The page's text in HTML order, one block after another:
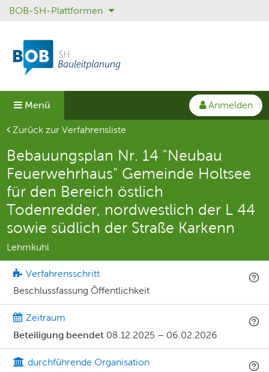
Sprungmenü
Direkt
Hauptnavigation
springen
Direkt
Inhalt
springen
BOB-SH-Plattformen
Menü
Anmelden
Aktuelle Seite
Zurück zur Verfahrensliste
Bebauungsplan Nr. 14 "Neubau
Feuerwehrhaus" Gemeinde Holtsee
für den Bereich östlich
Todenredder, nordwestlich der L 44
sowie südlich der Straße Karkenn
Lehmkuhl
Verfahrensschritt
Beschlussfassung Öffentlichkeit
Zeitraum
Beteiligung beendet 08.12.2025 – 06.02.2026
durchführende Organisation